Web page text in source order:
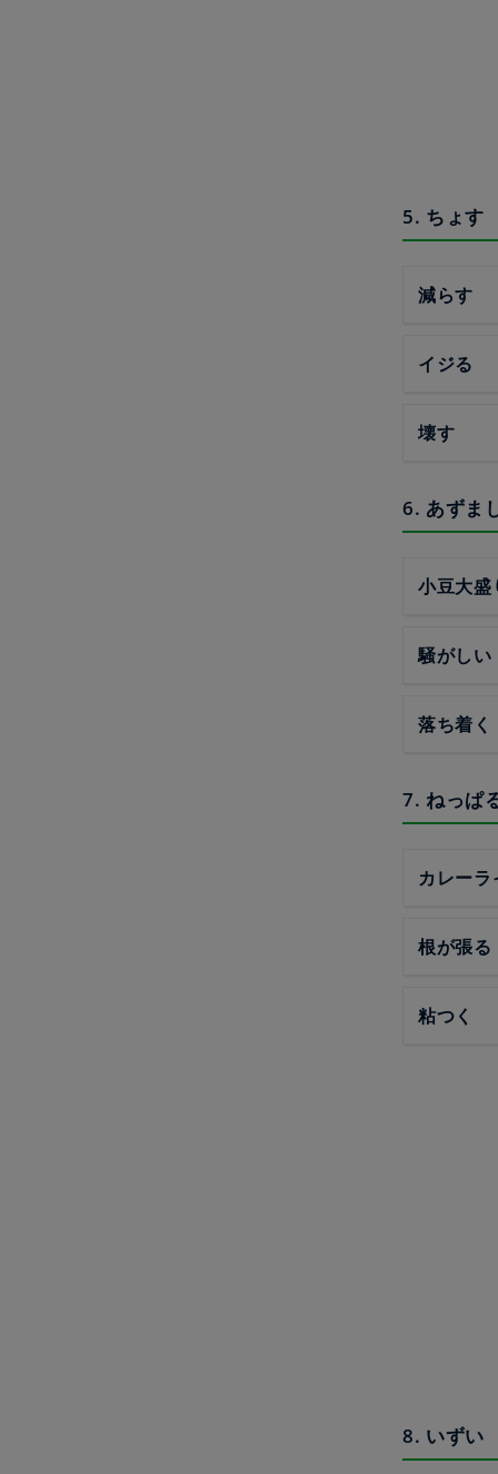
5. ちょす
減らす
イジる
壊す
6. あずま
小豆大盛
騒がしい
落ち着く
7. ねっぱ
カレーラ
根が張る
粘つく
8. いずい